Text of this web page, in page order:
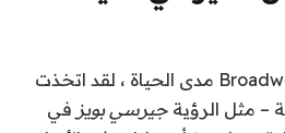
بصفتي من مشجعي Broadway مدى الحياة ، لقد اتخذت
مثل الرؤية جيرسي بويز في